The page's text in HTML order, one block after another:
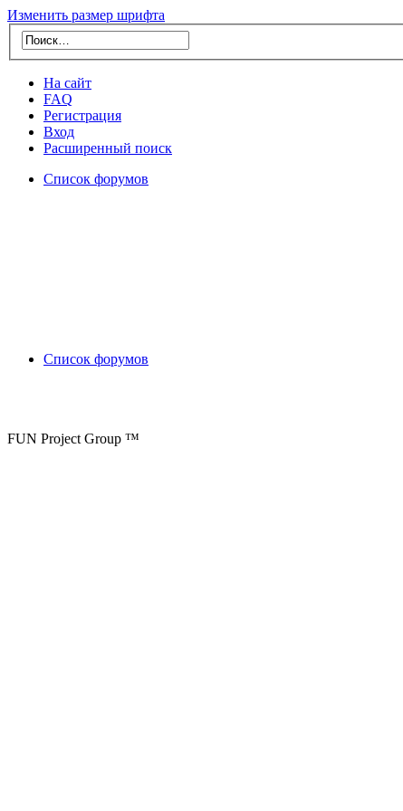
Изменить размер шрифта
На сайт
FAQ
Регистрация
Вход
Расширенный поиск
Список форумов
Список форумов
FUN Project Group ™